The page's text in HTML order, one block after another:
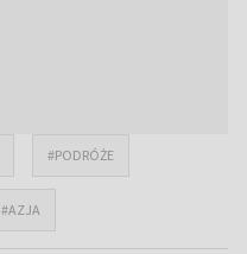
#PODRÓŻE
#AZJA